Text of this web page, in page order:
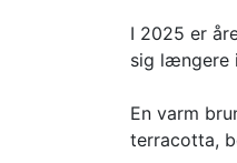
I 2025 er
sig længere
En varm
terracotta,